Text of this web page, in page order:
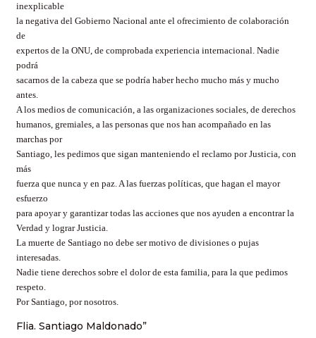
inexplicable
la negativa del Gobierno Nacional ante el ofrecimiento de colaboración
de
expertos de la ONU, de comprobada experiencia internacional. Nadie
podrá
sacarnos de la cabeza que se podría haber hecho mucho más y mucho
antes.
A los medios de comunicación, a las organizaciones sociales, de derechos
humanos, gremiales, a las personas que nos han acompañado en las
marchas por
Santiago, les pedimos que sigan manteniendo el reclamo por Justicia, con
más
fuerza que nunca y en paz. A las fuerzas políticas, que hagan el mayor
esfuerzo
para apoyar y garantizar todas las acciones que nos ayuden a encontrar la
Verdad y lograr Justicia.
La muerte de Santiago no debe ser motivo de divisiones o pujas
interesadas.
Nadie tiene derechos sobre el dolor de esta familia, para la que pedimos
respeto.
Por Santiago, por nosotros.
Flia. Santiago Maldonado”